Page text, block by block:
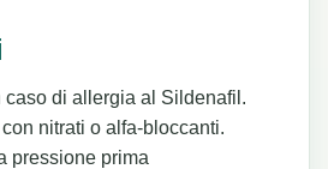
caso di allergia al Sildenafil.
con nitrati o alfa-bloccanti.
pressione prima